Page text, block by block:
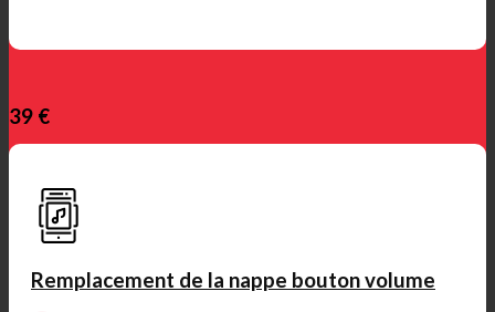
39 €
Remplacement de la nappe bouton volume